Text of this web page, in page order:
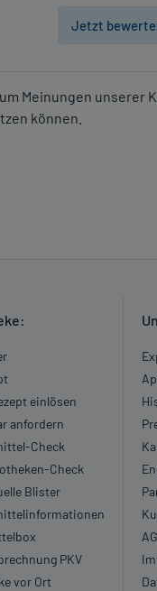
Jetzt
Meinungen unserer
können.
einlösen
anfordern
Check
Check
Blister
PKV
vor Ort